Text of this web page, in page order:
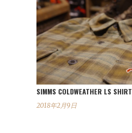
SIMMS COLDWEATHER LS SHIRT
2018年2月9日